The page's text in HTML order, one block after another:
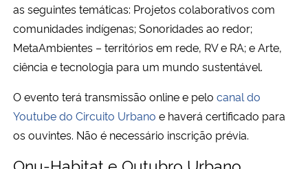
Gabinete de Segurança Institucional
Advocacia-Geral da União
Banco Central do Brasil
Planalto
as seguintes temáticas: Projetos colaborativos com
comunidades indígenas; Sonoridades ao redor;
MetaAmbientes – territórios em rede, RV e RA; e Arte,
ciência e tecnologia para um mundo sustentável.
O evento terá transmissão online e pelo canal do
Youtube do Circuito Urbano e haverá certificado para
os ouvintes. Não é necessário inscrição prévia.
Onu-Habitat e Outubro Urbano